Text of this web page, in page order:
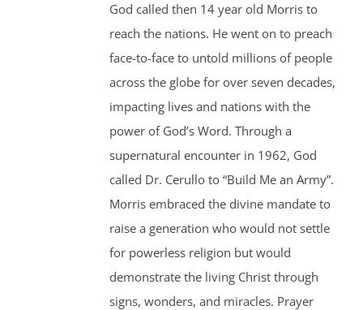
God called then 14 year old Morris to
reach the nations. He went on to preach
face-to-face to untold millions of people
across the globe for over seven decades,
impacting lives and nations with the
power of God’s Word. Through a
supernatural encounter in 1962, God
called Dr. Cerullo to “Build Me an Army”.
Morris embraced the divine mandate to
raise a generation who would not settle
for powerless religion but would
demonstrate the living Christ through
signs, wonders, and miracles. Prayer